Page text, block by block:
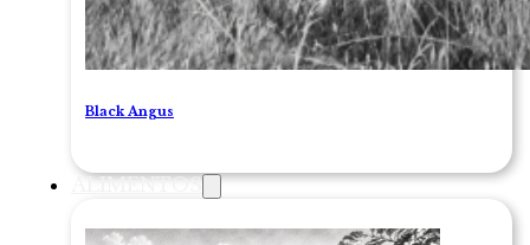
Black Angus
ALIMENTOS